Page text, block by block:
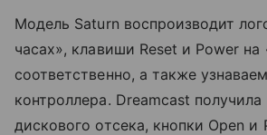
Модель Saturn воспроизводит
часах», клавиши Reset и Power на
соответственно, а также
контроллера. Dreamcast
дискового отсека, кнопки Open и